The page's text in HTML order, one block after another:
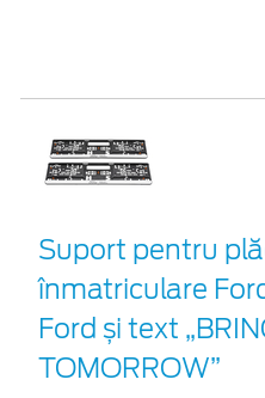
Suport pentru
înmatriculare
Ford și text
TOMORROW”